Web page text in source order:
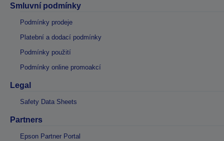
Smluvní podmínky
Podmínky prodeje
Platební a dodací podmínky
Podmínky použití
Podmínky online promoakcí
Legal
Safety Data Sheets
Partners
Epson Partner Portal